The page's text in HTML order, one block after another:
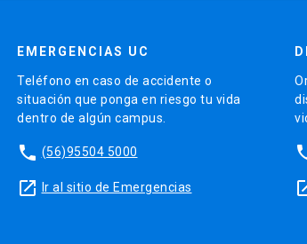
EMERGENCIAS UC
Teléfono en caso de accidente o
situación que ponga en riesgo tu vida
dentro de algún campus.
phone (56)95504 5000
launch Ir al sitio de Emergencias